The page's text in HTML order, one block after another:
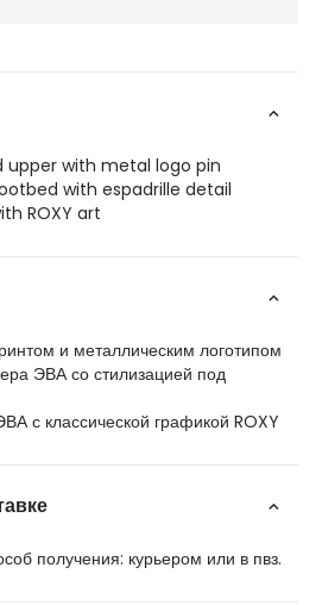
upper with metal logo pin
with espadrille detail
ROXY art
и металлическим логотипом
ЭВА со стилизацией под
с классической графикой ROXY
получения: курьером или в пвз.